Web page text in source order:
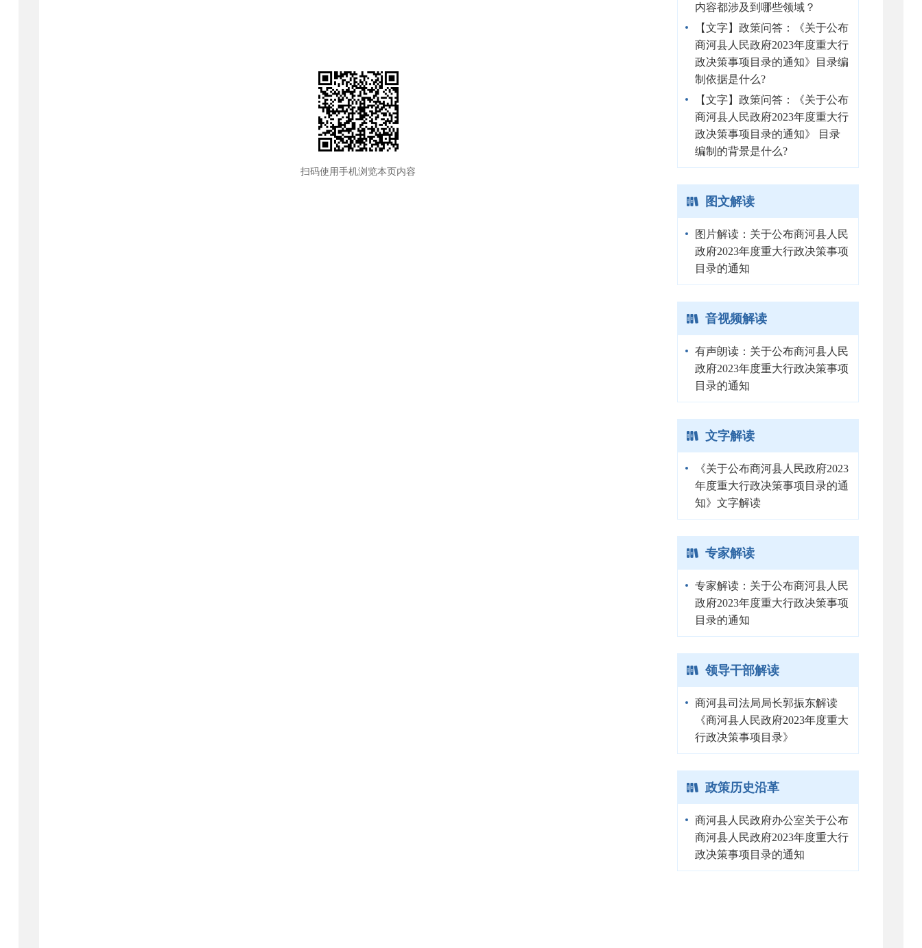
扫码使用手机浏览本页内容
内容都涉及到哪些领域？
【文字】政策问答：《关于公布
商河县人民政府2023年度重大行
政决策事项目录的通知》目录编
制依据是什么?
【文字】政策问答：《关于公布
商河县人民政府2023年度重大行
政决策事项目录的通知》 目录
编制的背景是什么?
图文解读
图片解读：关于公布商河县人民
政府2023年度重大行政决策事项
目录的通知
音视频解读
有声朗读：关于公布商河县人民
政府2023年度重大行政决策事项
目录的通知
文字解读
《关于公布商河县人民政府2023
年度重大行政决策事项目录的通
知》文字解读
专家解读
专家解读：关于公布商河县人民
政府2023年度重大行政决策事项
目录的通知
领导干部解读
商河县司法局局长郭振东解读
《商河县人民政府2023年度重大
行政决策事项目录》
政策历史沿革
商河县人民政府办公室关于公布
商河县人民政府2023年度重大行
政决策事项目录的通知